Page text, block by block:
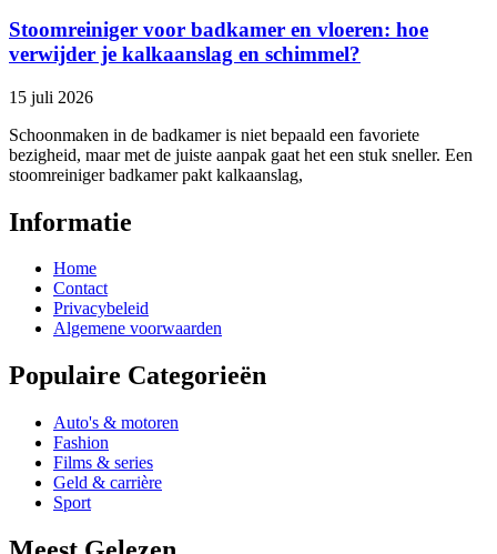
Stoomreiniger voor badkamer en vloeren: hoe
verwijder je kalkaanslag en schimmel?
15 juli 2026
Schoonmaken in de badkamer is niet bepaald een favoriete
bezigheid, maar met de juiste aanpak gaat het een stuk sneller. Een
stoomreiniger badkamer pakt kalkaanslag,
Informatie
Home
Contact
Privacybeleid
Algemene voorwaarden
Populaire Categorieën
Auto's & motoren
Fashion
Films & series
Geld & carrière
Sport